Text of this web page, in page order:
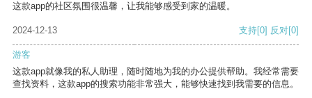
这款app的社区氛围很温馨，让我能够感受到家的温暖。
2024-12-13 支持[0] 反对[0]
游客
这款app就像我的私人助理，随时随地为我的办公提供帮助。我经常需要
查找资料，这款app的搜索功能非常强大，能够快速找到我需要的信息。